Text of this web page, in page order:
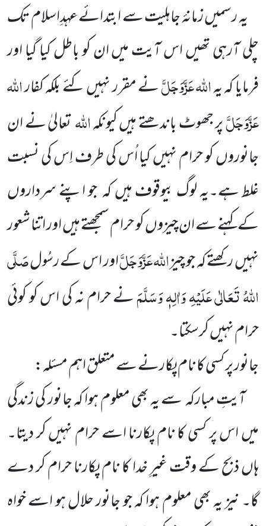
یہ رسمیں زمانۂ جاہلیت سے ابتدائے عہدِاسلام تک
چلی آرہی تھیں اس آیت میں ان کو باطل کیا گیا اور
فرمایا کہ یہاللہ عَزَّوَجَلَّنے مقرر نہیں کئے بلکہ کفاراللہ
عَزَّوَجَلَّپر جھوٹ باندھتے ہیں کیونکہاللہتعالیٰ نے ان
جانوروں کو حرام نہیں کیا اُس کی طرف اِس کی نسبت
غلط ہے۔یہ لوگ بیوقوف ہیں کہ جو اپنے سرداروں
کے کہنے سے ان چیزوں کو حرام سمجھتے ہیں اور اتنا شعور
نہیں رکھتے کہ جو چیزاللہعَزَّوَجَلَّاور اس کے رسُولصَلَّی
اللہُ تَعَالٰی عَلَیْہِ وَاٰلِہٖ وَسَلَّمَنے حرام نہ کی اس کو کوئی
حرام نہیں کرسکتا۔
جانور پر کسی کا نام پکارنے سے متعلق اہم مسئلہ:
آیتِ مبارکہ سے یہ بھی معلوم ہوا کہ جانور کی زندگی
میں اس پر کسی کا نام پکارنا اسے حرام نہیں کر دیتا۔
ہاں ذبح کے وقت غیرِ خدا کا نام پکارنا حرام کر دے
گا۔ نیز یہ بھی معلوم ہوا کہ جو جانور حلال ہو اسے خواہ